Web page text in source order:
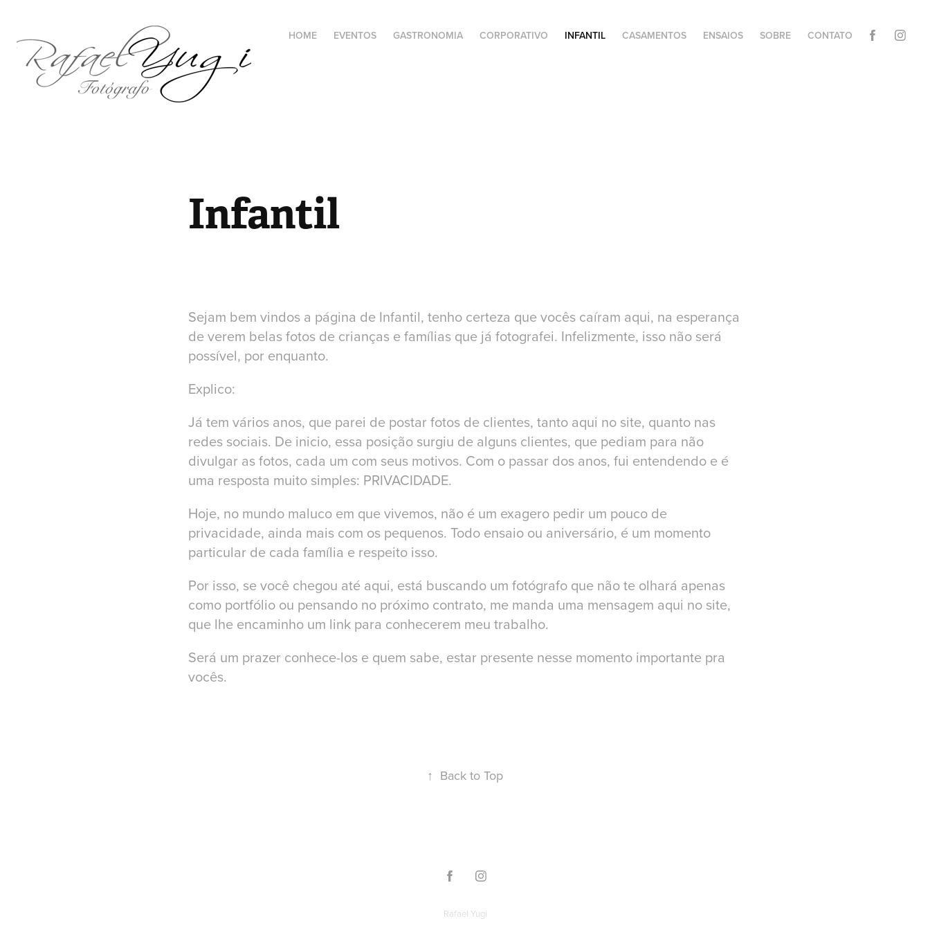
HOME EVENTOS GASTRONOMIA CORPORATIVO INFANTIL CASAMENTOS ENSAIOS SOBRE CONTATO
Infantil
Sejam bem vindos a página de Infantil, tenho certeza que vocês caíram aqui, na esperança
de verem belas fotos de crianças e famílias que já fotografei. Infelizmente, isso não será
possível, por enquanto.
Explico:
Já tem vários anos, que parei de postar fotos de clientes, tanto aqui no site, quanto nas
redes sociais. De inicio, essa posição surgiu de alguns clientes, que pediam para não
divulgar as fotos, cada um com seus motivos. Com o passar dos anos, fui entendendo e é
uma resposta muito simples: PRIVACIDADE.
Hoje, no mundo maluco em que vivemos, não é um exagero pedir um pouco de
privacidade, ainda mais com os pequenos. Todo ensaio ou aniversário, é um momento
particular de cada família e respeito isso.
Por isso, se você chegou até aqui, está buscando um fotógrafo que não te olhará apenas
como portfólio ou pensando no próximo contrato, me manda uma mensagem aqui no site,
que lhe encaminho um link para conhecerem meu trabalho.
Será um prazer conhece-los e quem sabe, estar presente nesse momento importante pra
vocês.
↑ Back to Top
Rafael Yugi